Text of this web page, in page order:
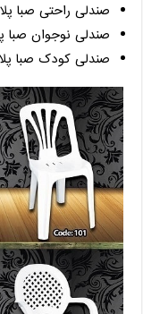
صندلی راحتی صبا
صندلی نوجوان صبا
صندلی کودک صبا